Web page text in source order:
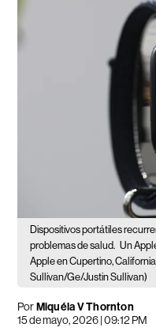
Dispositivos portátiles
problemas de salud. Un
Apple en Cupertino,
Sullivan/Ge/Justin Sullivan)
PorMiquéla V Thornton
15 de mayo, 2026 | 09:12 PM